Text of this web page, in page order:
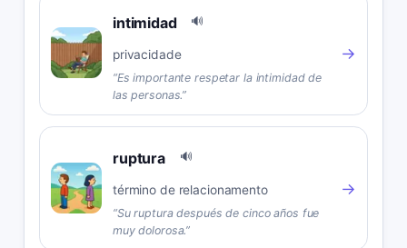
intimidad 🔊
privacidade
“Es importante respetar la intimidad de
las personas.”
→
ruptura 🔊
término de relacionamento
“Su ruptura después de cinco años fue
muy dolorosa.”
→